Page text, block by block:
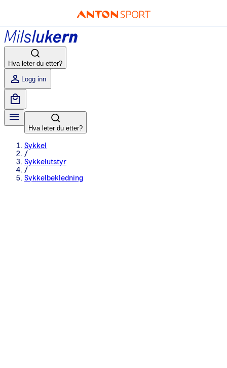
Hva leter du etter?
Logg inn
Hva leter du etter?
Sykkel
/
Sykkelutstyr
/
Sykkelbekledning